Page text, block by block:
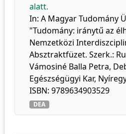
alatt.
In: A Magyar Tudomány
"Tudomány: iránytű az
Nemzetközi
Absztraktfüzet. Szerk.:
Vámosiné Balla Petra,
Egészségügyi Kar,
ISBN: 9789634903529
DEA